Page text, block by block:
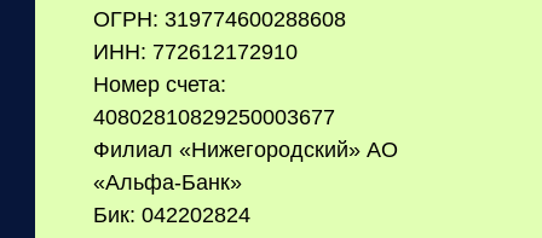
ОГРН: 319774600288608
ИНН: 772612172910
Номер счета:
40802810829250003677
Филиал «Нижегородский» АО
«Альфа-Банк»
Бик: 042202824